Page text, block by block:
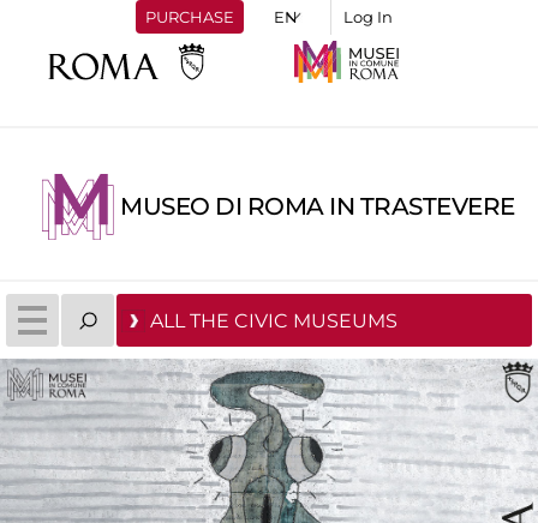
PURCHASE Log In
MUSEO DI ROMA IN TRASTEVERE
ALL THE CIVIC MUSEUMS